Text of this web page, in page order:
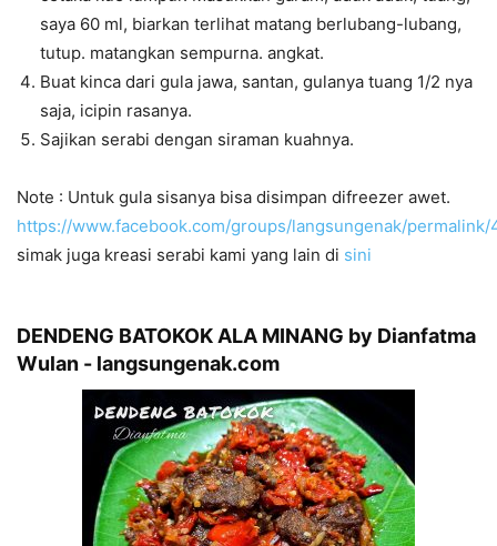
saya 60 ml, biarkan terlihat matang berlubang-lubang,
tutup. matangkan sempurna. angkat.
Buat kinca dari gula jawa, santan, gulanya tuang 1/2 nya
saja, icipin rasanya.
Sajikan serabi dengan siraman kuahnya.
Note : Untuk gula sisanya bisa disimpan difreezer awet.
https://www.facebook.com/groups/langsungenak/permalink/
simak juga kreasi serabi kami yang lain di sini
DENDENG BATOKOK ALA MINANG by Dianfatma
Wulan - langsungenak.com